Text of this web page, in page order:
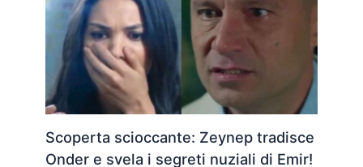
Scoperta scioccante: Zeynep tradisce
Onder e svela i segreti nuziali di Emir!